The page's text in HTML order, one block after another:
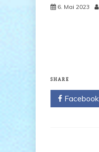
6. Mai 2023
SHARE
Facebook